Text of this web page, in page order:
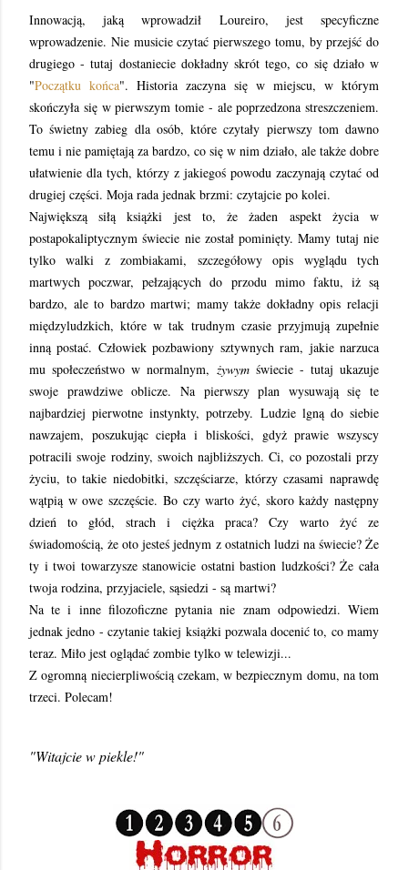
Innowacją, jaką wprowadził Loureiro, jest specyficzne
wprowadzenie. Nie musicie czytać pierwszego tomu, by przejść do
drugiego - tutaj dostaniecie dokładny skrót tego, co się działo w
"Początku końca". Historia zaczyna się w miejscu, w którym
skończyła się w pierwszym tomie - ale poprzedzona streszczeniem.
To świetny zabieg dla osób, które czytały pierwszy tom dawno
temu i nie pamiętają za bardzo, co się w nim działo, ale także dobre
ułatwienie dla tych, którzy z jakiegoś powodu zaczynają czytać od
drugiej części. Moja rada jednak brzmi: czytajcie po kolei.
Największą siłą książki jest to, że żaden aspekt życia w
postapokaliptycznym świecie nie został pominięty. Mamy tutaj nie
tylko walki z zombiakami, szczegółowy opis wyglądu tych
martwych poczwar, pełzających do przodu mimo faktu, iż są
bardzo, ale to bardzo martwi; mamy także dokładny opis relacji
międzyludzkich, które w tak trudnym czasie przyjmują zupełnie
inną postać. Człowiek pozbawiony sztywnych ram, jakie narzuca
mu społeczeństwo w normalnym, żywymświecie - tutaj ukazuje
swoje prawdziwe oblicze. Na pierwszy plan wysuwają się te
najbardziej pierwotne instynkty, potrzeby. Ludzie lgną do siebie
nawzajem, poszukując ciepła i bliskości, gdyż prawie wszyscy
potracili swoje rodziny, swoich najbliższych. Ci, co pozostali przy
życiu, to takie niedobitki, szczęściarze, którzy czasami naprawdę
wątpią w owe szczęście. Bo czy warto żyć, skoro każdy następny
dzień to głód, strach i ciężka praca? Czy warto żyć ze
świadomością, że oto jesteś jednym z ostatnich ludzi na świecie? Że
ty i twoi towarzysze stanowicie ostatni bastion ludzkości? Że cała
twoja rodzina, przyjaciele, sąsiedzi - są martwi?
Na te i inne filozoficzne pytania nie znam odpowiedzi. Wiem
jednak jedno - czytanie takiej książki pozwala docenić to, co mamy
teraz. Miło jest oglądać zombie tylko w telewizji...
Z ogromną niecierpliwością czekam, w bezpiecznym domu, na tom
trzeci. Polecam!
"Witajcie w piekle!"